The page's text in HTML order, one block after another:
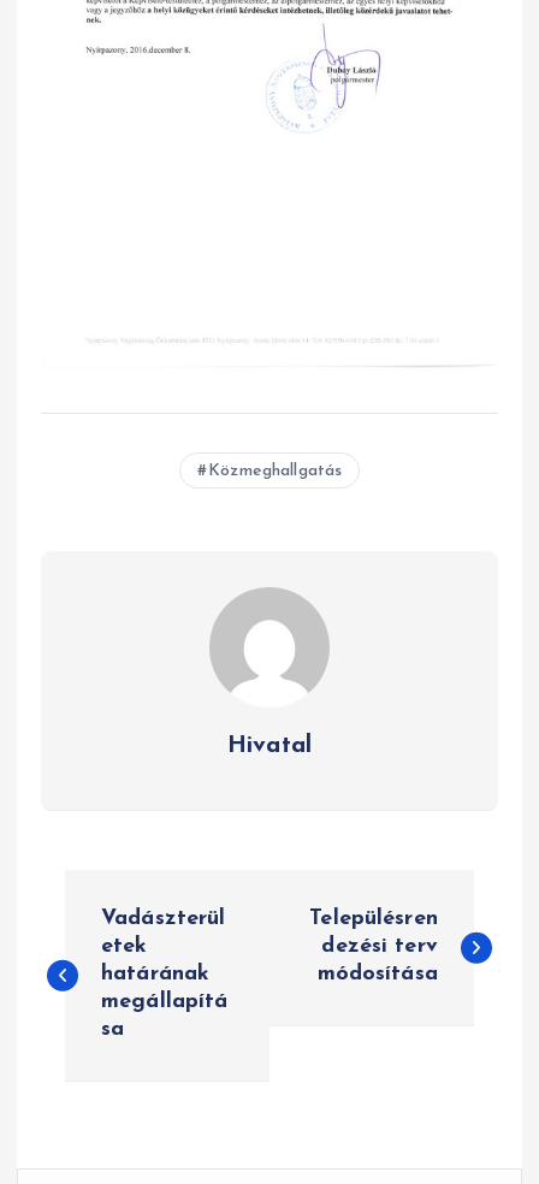
Közmeghallgatás
Hivatal
j
Vadászterül
etek
határának
megállapítá
sa
Településren
dezési terv
módosítása